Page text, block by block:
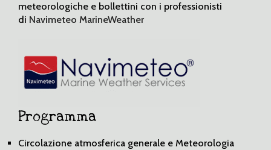
meteorologiche e bollettini con i professionisti
di Navimeteo MarineWeather
Programma
Circolazione atmosferica generale e Meteorologia